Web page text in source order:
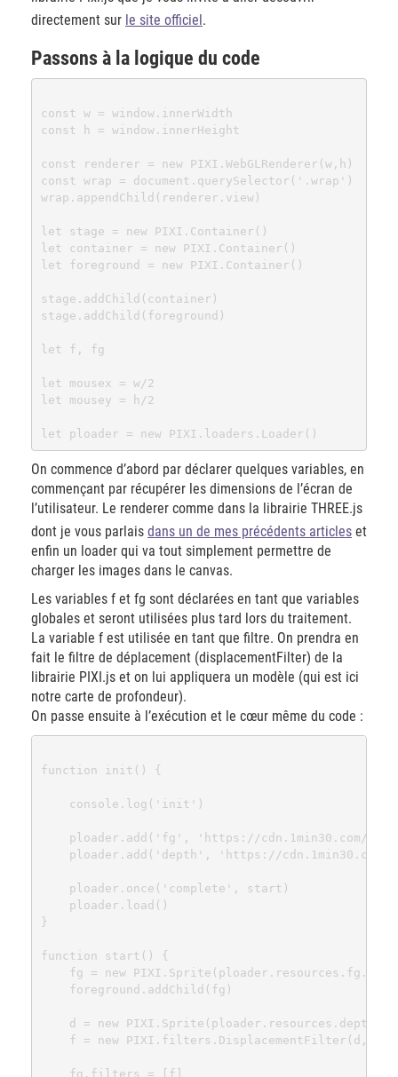
directement sur le site officiel .
Passons à la logique du code
const w = window.innerWidth
const h = window.innerHeight
const renderer = new PIXI.WebGLRenderer(w,h)
const wrap = document.querySelector('.wrap')
wrap.appendChild(renderer.view)
let stage = new PIXI.Container()
let container = new PIXI.Container()
let foreground = new PIXI.Container()
stage.addChild(container)
stage.addChild(foreground)
let f, fg
let mousex = w/2
let mousey = h/2
On commence d’abord par déclarer quelques variables, en
commençant par récupérer les dimensions de l’écran de
l’utilisateur. Le renderer comme dans la librairie THREE.js
dont je vous parlais dans un de mes précédents articles et
enfin un loader qui va tout simplement permettre de
charger les images dans le canvas.
Les variables f et fg sont déclarées en tant que variables
globales et seront utilisées plus tard lors du traitement.
La variable f est utilisée en tant que filtre. On prendra en
fait le filtre de déplacement (displacementFilter) de la
librairie PIXI.js et on lui appliquera un modèle (qui est ici
notre carte de profondeur).
On passe ensuite à l’exécution et le cœur même du code :
function init() {
}
function start() {